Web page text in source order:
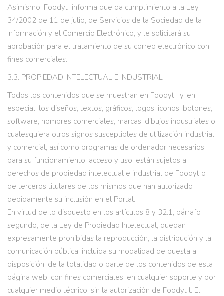
Asimismo, Foodyt informa que da cumplimiento a la Ley
34/2002 de 11 de julio, de Servicios de la Sociedad de la
Información y el Comercio Electrónico, y le solicitará su
aprobación para el tratamiento de su correo electrónico con
fines comerciales.
3.3. PROPIEDAD INTELECTUAL E INDUSTRIAL
Todos los contenidos que se muestran en Foodyt , y, en
especial, los diseños, textos, gráficos, logos, iconos, botones,
software, nombres comerciales, marcas, dibujos industriales o
cualesquiera otros signos susceptibles de utilización industrial
y comercial, así como programas de ordenador necesarios
para su funcionamiento, acceso y uso, están sujetos a
derechos de propiedad intelectual e industrial de Foodyt o
de terceros titulares de los mismos que han autorizado
debidamente su inclusión en el Portal.
En virtud de lo dispuesto en los artículos 8 y 32.1, párrafo
segundo, de la Ley de Propiedad Intelectual, quedan
expresamente prohibidas la reproducción, la distribución y la
comunicación pública, incluida su modalidad de puesta a
disposición, de la totalidad o parte de los contenidos de esta
página web, con fines comerciales, en cualquier soporte y por
cualquier medio técnico, sin la autorización de Foodyt l. El